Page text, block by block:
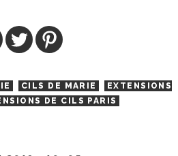
CILS DE MARIE
EXTENSIONS
DE CILS PARIS